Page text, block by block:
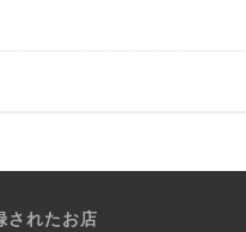
されたお店